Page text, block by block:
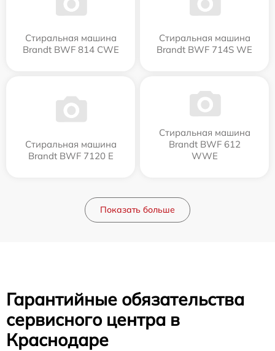
Стиральная машина
Brandt BWF 814 CWE
Стиральная машина
Brandt BWF 714S WE
Стиральная машина
Brandt BWF 7120 E
Стиральная машина
Brandt BWF 612
WWE
Показать больше
Гарантийные обязательства
сервисного центра в
Краснодаре